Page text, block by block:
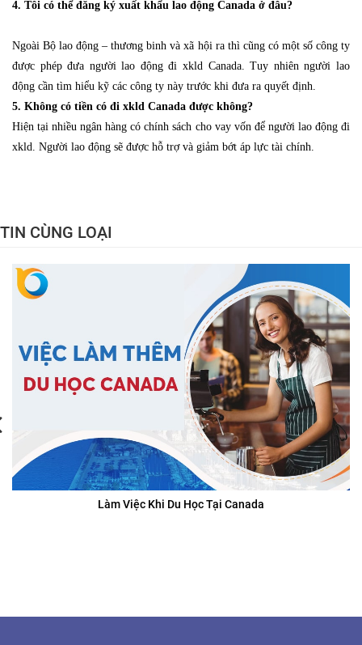
4. Tôi có thể đăng ký xuất khẩu lao động Canada ở đâu?
Ngoài Bộ lao động – thương binh và xã hội ra thì cũng có một số công ty
được phép đưa người lao động đi xkld Canada. Tuy nhiên người lao
động cần tìm hiểu kỹ các công ty này trước khi đưa ra quyết định.
5. Không có tiền có đi xkld Canada được không?
Hiện tại nhiều ngân hàng có chính sách cho vay vốn để người lao động đi
xkld. Người lao động sẽ được hỗ trợ và giảm bớt áp lực tài chính.
TIN CÙNG LOẠI
Làm Việc Khi Du Học Tại Canada